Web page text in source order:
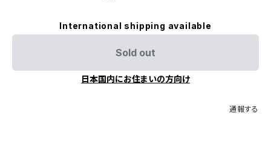
International shipping available
Sold out
日本国内にお住まいの方向け
通報する